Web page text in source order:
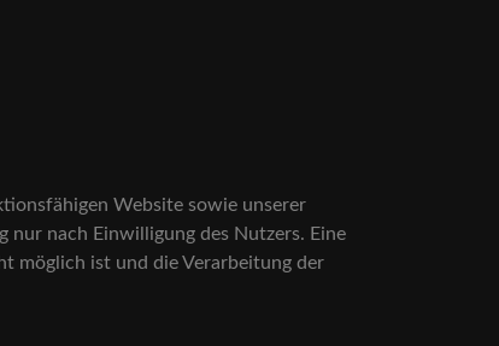
Website sowie unserer
nur nach Einwilligung des Nutzers. Eine
möglich ist und die Verarbeitung der